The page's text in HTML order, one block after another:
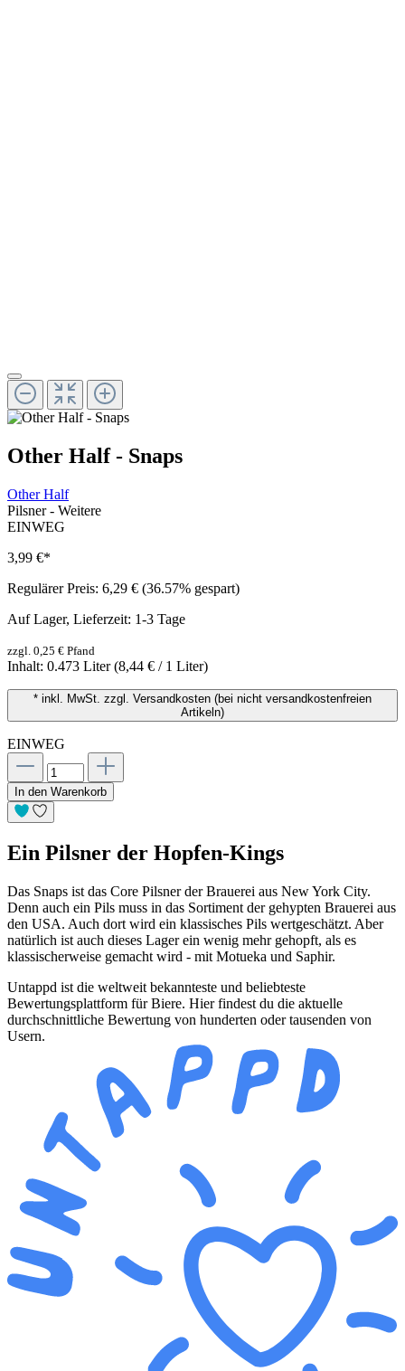
Other Half - Snaps
Other Half
Pilsner - Weitere
EINWEG
3,99 €*
Regulärer Preis: 6,29 € (36.57% gespart)
Auf Lager, Lieferzeit: 1-3 Tage
zzgl. 0,25 € Pfand
Inhalt: 0.473 Liter(8,44 € / 1 Liter)
* inkl. MwSt. zzgl. Versandkosten (bei nicht versandkostenfreien
Artikeln)
EINWEG
In den Warenkorb
Ein Pilsner der Hopfen-Kings
Das Snaps ist das Core Pilsner der Brauerei aus New York City.
Denn auch ein Pils muss in das Sortiment der gehypten Brauerei aus
den USA. Auch dort wird ein klassisches Pils wertgeschätzt. Aber
natürlich ist auch dieses Lager ein wenig mehr gehopft, als es
klassischerweise gemacht wird - mit Motueka und Saphir.
Untappd ist die weltweit bekannteste und beliebteste
Bewertungsplattform für Biere. Hier findest du die aktuelle
durchschnittliche Bewertung von hunderten oder tausenden von
Usern.